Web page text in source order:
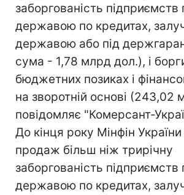
заборгованість
державою по кредитах,
державою або під
сума - 1,78 млрд дол.), і
бюджетних позиках і
на зворотній основі (243,02
повідомляє "Комерсант-
До кінця року Мінфін
продаж більш ніж трирічну
заборгованість
державою по кредитах,